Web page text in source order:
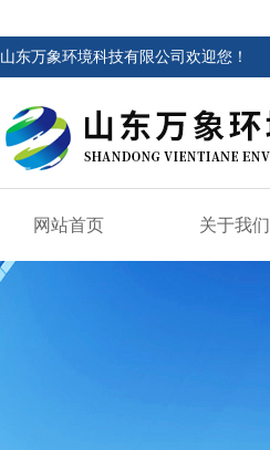
山东万象环境科技有限公司欢迎您！
网站首页 关于我们